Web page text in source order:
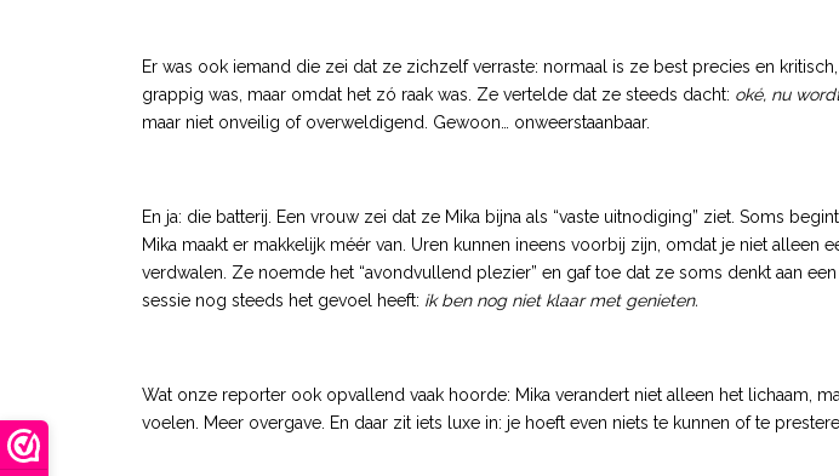
Er was ook iemand die zei dat ze zichzelf verraste: normaal is ze best precies en
grappig was, maar omdat het zó raak was. Ze vertelde dat ze steeds dacht: oké, nu
maar niet onveilig of overweldigend. Gewoon… onweerstaanbaar.
En ja: die batterij. Een vrouw zei dat ze Mika bijna als “vaste uitnodiging” ziet. Soms
Mika maakt er makkelijk méér van. Uren kunnen ineens voorbij zijn, omdat je niet
verdwalen. Ze noemde het “avondvullend plezier” en gaf toe dat ze soms denkt aan
sessie nog steeds het gevoel heeft: ik ben nog niet klaar met genieten.
Wat onze reporter ook opvallend vaak hoorde: Mika verandert niet alleen het lichaam,
voelen. Meer overgave. En daar zit iets luxe in: je hoeft even niets te kunnen of te